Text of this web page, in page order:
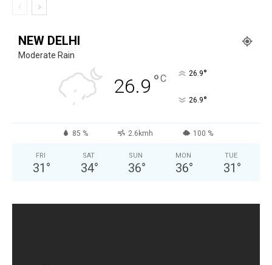
NEW DELHI
Moderate Rain
26.9 °C 26.9°
26.9°
85 % 2.6kmh 100 %
FRI
31 °
SAT
34°
SUN
36°
MON
36°
TUE
31 °